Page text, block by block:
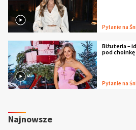
Pytanie na
Biżuteria –
pod choinkę
Pytanie na
Najnowsze